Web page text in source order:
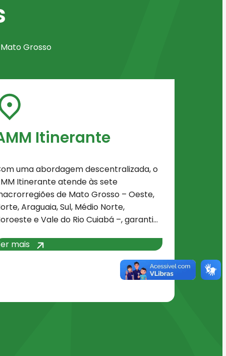
Grosso
Itinerante
uma abordagem descentralizada, o
Itinerante atende às sete
de Mato Grosso – Oeste,
Araguaia, Sul, Médio Norte,
e Vale do Rio Cuiabá –, garanti…
maisVer mais